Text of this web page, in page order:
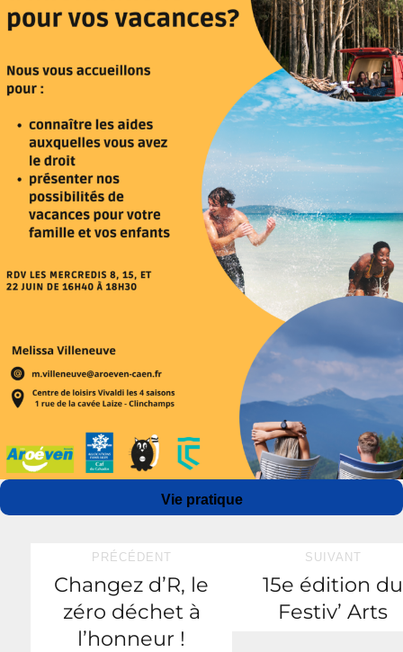
Auteur
Publié
le
Catégories
Vie pratique
Navigation
l’article
PRÉCÉDENT
Publication
précédente :
Changez d’R, le
zéro déchet à
l’honneur !
SUIVANT
Publication
suivante :
15e édition du
Festiv’ Arts